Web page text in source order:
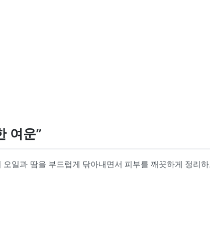
여운”
일과 땀을 부드럽게 닦아내면서 피부를 깨끗하게 정리